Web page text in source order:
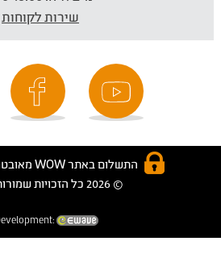
שירות לקוחות
התשלום באתר WOW מאובטח בטכנולוגית SSL
© 2026 כל הזכויות שמורות